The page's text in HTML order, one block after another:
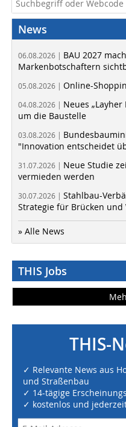
News
06.08.2026 | BAU 2027
Markenbotschaftern
05.08.2026 | Online-
04.08.2026 | Neues
um die Baustelle
03.08.2026 |
"Innovation entscheidet
31.07.2026 | Neue Studie
vermieden werden
30.07.2026 | Stahlbau-
Strategie für Brücken und
» Alle News
THIS Jobs
THIS-
✓ Relevante News aus
und Straßenbau
✓ 14-tägige
✓ kostenlos und